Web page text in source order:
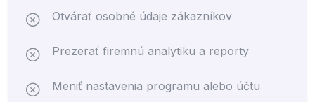
Otvárať osobné údaje zákazníkov
Prezerať firemnú analytiku a reporty
Meniť nastavenia programu alebo účtu